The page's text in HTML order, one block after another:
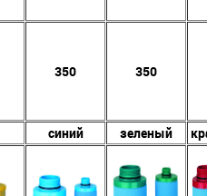
350 350
синий зеленый